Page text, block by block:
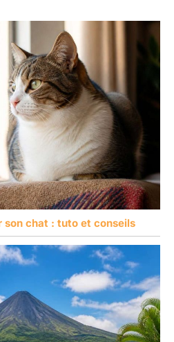
son chat : tuto et conseils